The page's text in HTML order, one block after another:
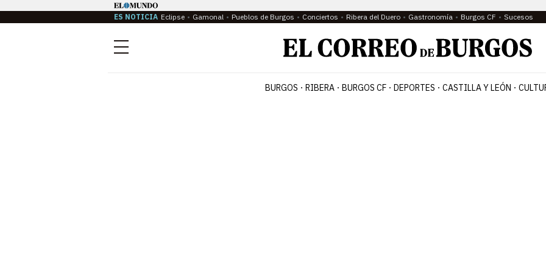
ES NOTICIA Eclipse Gamonal Pueblos de Burgos Conciertos Ribera del Duero Gastronomía Burgos CF Sucesos
Menú
BURGOS RIBERA BURGOS CF DEPORTES CASTILLA Y LEÓN